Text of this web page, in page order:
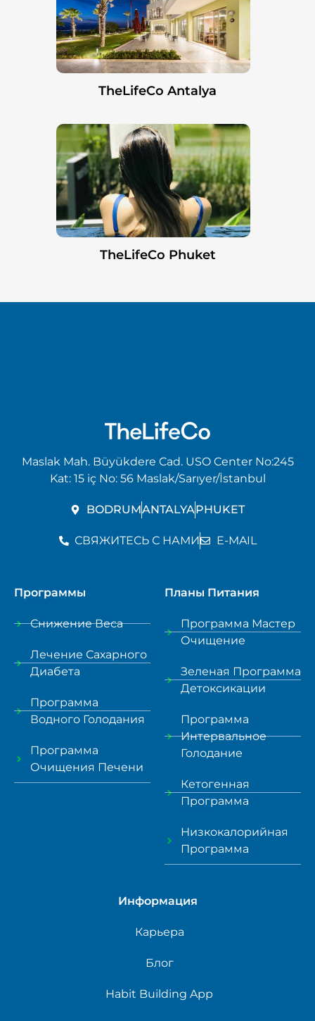
TheLifeCo Antalya
TheLifeCo Phuket
Maslak Mah. Büyükdere Cad. USO Center No:245
Kat: 15 iç No: 56 Maslak/Sarıyer/İstanbul
BODRUMANTALYAPHUKET
СВЯЖИТЕСЬ С НАМИ E-MAIL
Программы
Снижение Веса
Лечение Сахарного
Диабета
Программа
Водного Голодания
Программа
Очищения Печени
Планы Питания
Программа Мастер
Очищение
Зеленая Программа
Детоксикации
Программа
Интервальное
Голодание
Кетогенная
Программа
Низкокалорийная
Программа
Информация
Карьера
Блог
Habit Building App